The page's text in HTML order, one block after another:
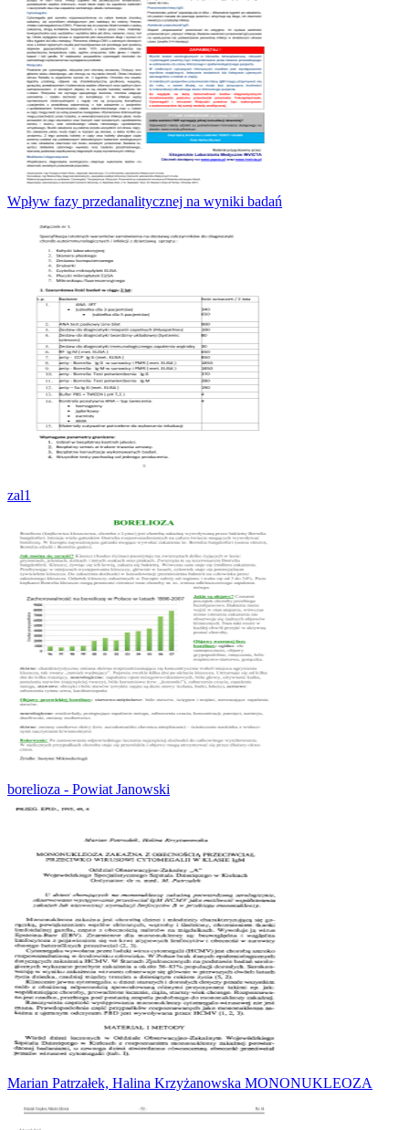
Wpływ fazy przedanalitycznej na wyniki badań
zal1
borelioza - Powiat Janowski
Marian Patrzałek, Halina Krzyżanowska MONONUKLEOZA